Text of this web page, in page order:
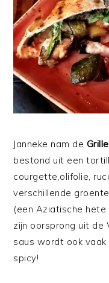
Janneke nam de
bestond uit een
courgette,olifolie,
verschillende
(een Aziatische
zijn oorsprong uit de
saus wordt ook vaak
spicy!